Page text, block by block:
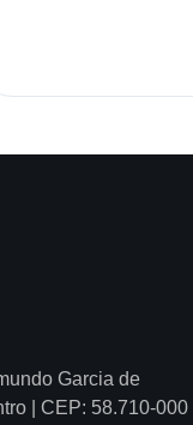
Garcia de
| CEP: 58.710-000